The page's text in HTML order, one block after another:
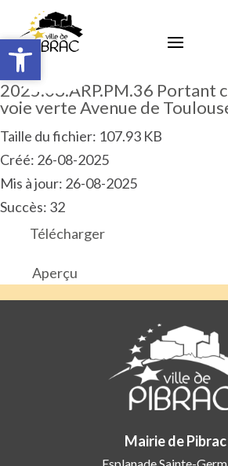
Ouvrir la barre d’outils
2025.08.ARP.PM.36 Portant
voie verte Avenue de
Taille du fichier: 107.93 KB
Créé: 26-08-2025
Mis à jour: 26-08-2025
Succès: 32
Télécharger
Aperçu
Mairie de Pibrac
Ouvrir la barre d’outils